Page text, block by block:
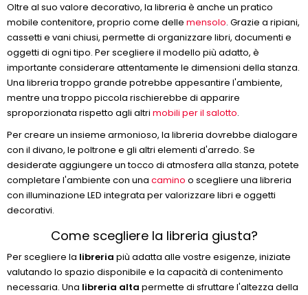
Oltre al suo valore decorativo, la libreria è anche un pratico
mobile contenitore, proprio come delle mensolo. Grazie a ripiani,
cassetti e vani chiusi, permette di organizzare libri, documenti e
oggetti di ogni tipo. Per scegliere il modello più adatto, è
importante considerare attentamente le dimensioni della stanza.
Una libreria troppo grande potrebbe appesantire l'ambiente,
mentre una troppo piccola rischierebbe di apparire
sproporzionata rispetto agli altri mobili per il salotto.
Per creare un insieme armonioso, la libreria dovrebbe dialogare
con il divano, le poltrone e gli altri elementi d'arredo. Se
desiderate aggiungere un tocco di atmosfera alla stanza, potete
completare l'ambiente con una camino o scegliere una libreria
con illuminazione LED integrata per valorizzare libri e oggetti
decorativi.
Come scegliere la libreria giusta?
Per scegliere la libreria più adatta alle vostre esigenze, iniziate
valutando lo spazio disponibile e la capacità di contenimento
necessaria. Una libreria alta permette di sfruttare l'altezza della